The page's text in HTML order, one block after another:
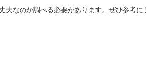
夫なのか調べる必要があります。ぜひ参考に